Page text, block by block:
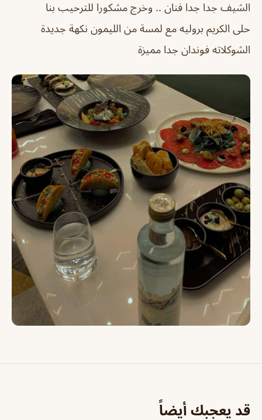
الشيف جدا جدا فنان .. وخرج مشكورا للترحيب بنا
حلى الكريم بروليه مع لمسة من الليمون نكهة جديدة
الشوكلاته فوندان جدا مميزة
قد يعجبك أيضاً